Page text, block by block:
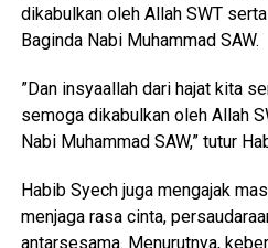
dikabulkan oleh Allah SWT
Baginda Nabi Muhammad SAW.
‎”Dan insyaallah dari hajat kita
semoga dikabulkan oleh Allah
Nabi Muhammad SAW,” tutur
‎Habib Syech juga mengajak
menjaga rasa cinta,
antarsesama. Menurutnya,